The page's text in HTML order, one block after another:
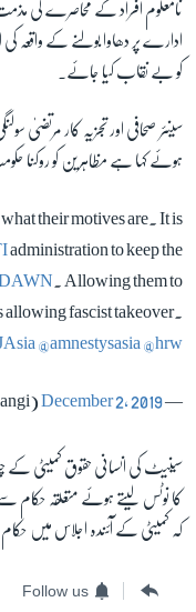
نامعلوم افراد کے محاصرے کی
ادارے پر دھاوا بولنے کے واقعہ
کو بے نقاب کیا جائے۔
سینئر صحافی اور تجزیہ کار مرتضیٰ
ہوئے کہا ہے مظاہرین کو روکنا
what their motives are. It is
administration to keep the
. Allowing them to
allowing fascist takeover.
@amnestysasia @hrw
— Murtaza Solangi (@murtazasolangi)
December 2, 2019
سینیٹ کی انسانی حقوق کمیٹی کے
کا نوٹس لیتے ہوئے متعلقہ
کہ کمیٹی کے آئندہ اجلاس میں
Follow us